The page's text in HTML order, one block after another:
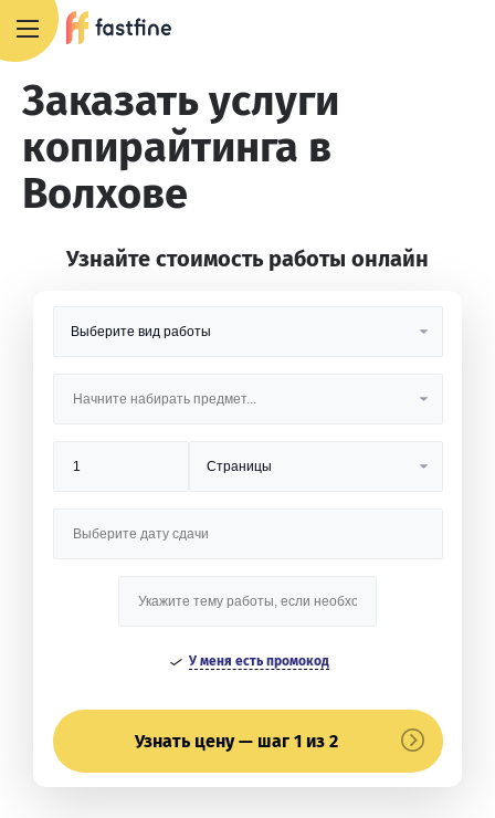
Заказать услуги
копирайтинга в
Волхове
Узнайте стоимость работы онлайн
У меня есть промокод
Узнать цену — шаг 1 из 2